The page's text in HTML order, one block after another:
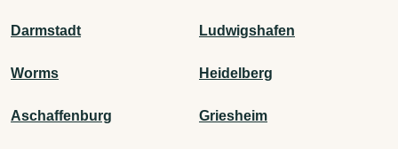
Darmstadt Ludwigshafen
Worms Heidelberg
Aschaffenburg Griesheim